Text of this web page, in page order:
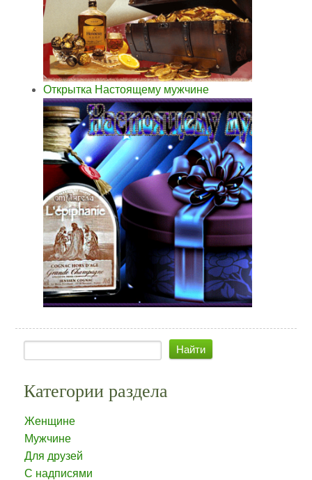
Открытка Настоящему мужчине
Категории раздела
Женщине
Мужчине
Для друзей
С надписями